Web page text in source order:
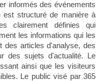
informés des événements
est structuré de manière à
clairement définies qui
les informations qui les
des articles d'analyse, des
des sujets d'actualité. Le
ainsi que les visiteurs
Le public visé par 365